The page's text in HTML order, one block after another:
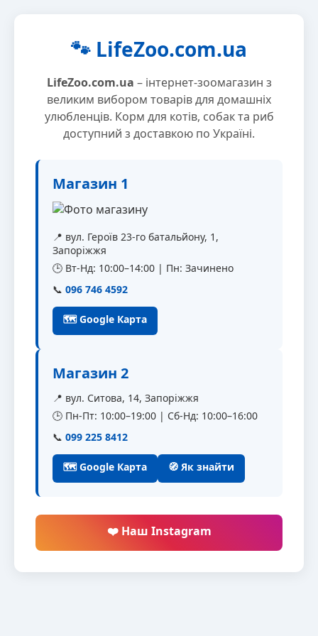
🐾 LifeZoo.com.ua
LifeZoo.com.ua – інтернет-зоомагазин з
великим вибором товарів для домашніх
улюбленців. Корм для котів, собак та риб
доступний з доставкою по Україні.
Магазин 1
📍 вул. Героїв 23-го батальйону, 1,
Запоріжжя
🕒 Вт-Нд: 10:00–14:00 | Пн: Зачинено
📞 096 746 4592
🗺 Google Карта
Магазин 2
📍 вул. Ситова, 14, Запоріжжя
🕒 Пн-Пт: 10:00–19:00 | Сб-Нд: 10:00–16:00
📞 099 225 8412
🗺 Google Карта 🧭 Як знайти
❤️ Наш Instagram